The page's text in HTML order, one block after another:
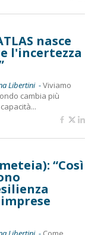
nasce
l'incertezza
Libertini -Viviamo
cambia più
“Così